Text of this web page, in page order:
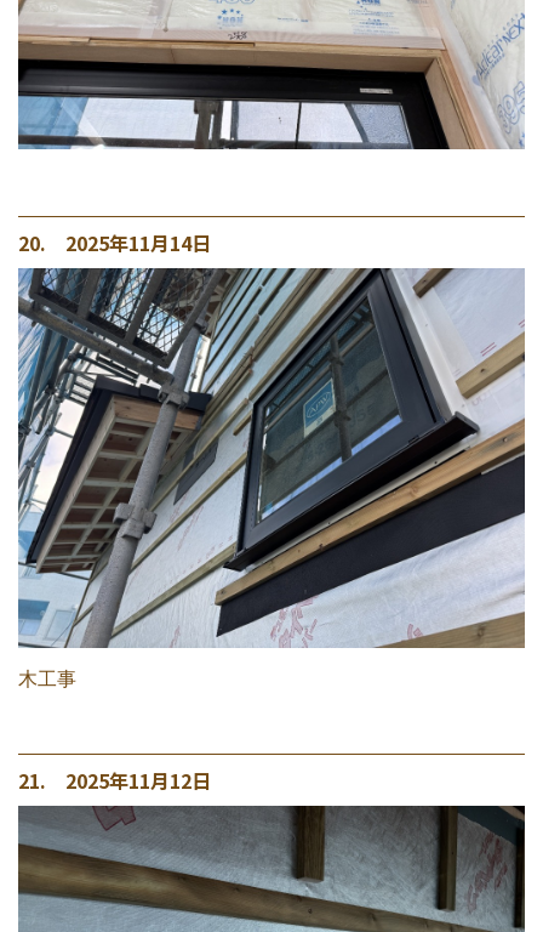
20. 2025年11月14日
木工事
21. 2025年11月12日